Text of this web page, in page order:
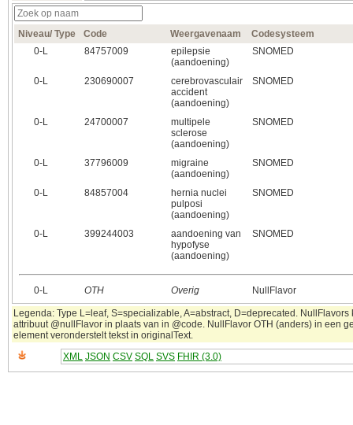
Niveau/ Type Code Weergavenaam
Codesysteem
0‑L
84757009
epilepsie
(aandoening)
SNOMED
0‑L 230690007
cerebrovasculair
accident
(aandoening)
SNOMED
0‑L 24700007
multipele
sclerose
(aandoening)
SNOMED
0‑L 37796009
migraine
(aandoening)
SNOMED
0‑L 84857004
hernia nuclei
pulposi
(aandoening)
SNOMED
0‑L 399244003
aandoening van
hypofyse
(aandoening)
SNOMED
0‑L OTH Overig NullFlavor
Legenda: Type L=leaf, S=specializable, A=abstract, D=deprecated. NullFlavors
attribuut @nullFlavor in plaats van in @code. NullFlavor OTH (anders) in een
element veronderstelt tekst in originalText.
XML JSON CSV SQL SVS FHIR (3.0)